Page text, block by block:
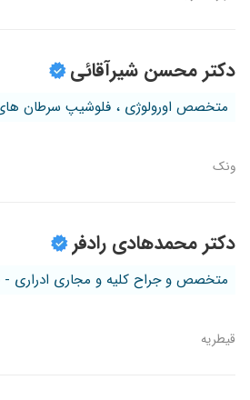
دکتر محسن شیرآقائی
متخصص اورولوژی ، فلوشیپ سرطان
ونک
دکتر محمدهادی رادفر
متخصص و جراح کلیه و مجاری ادراری
قیطریه